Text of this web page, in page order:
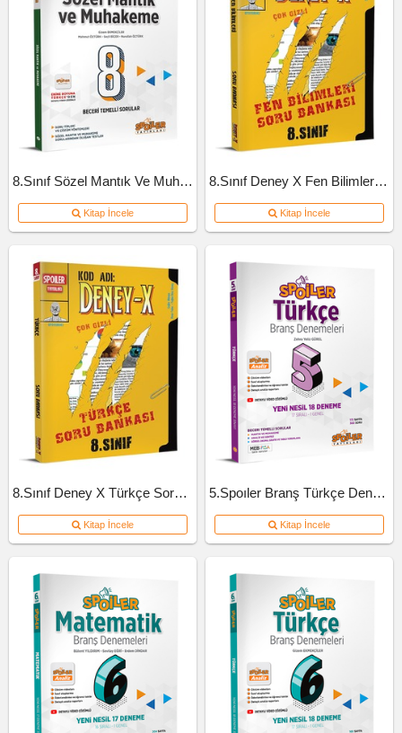
8.Sınıf Sözel Mantık Ve Muhakeme Soru Bankası
Kitap İncele
8.Sınıf Deney X Fen Bilimleri Soru Bankası
Kitap İncele
8.Sınıf Deney X Türkçe Soru Bankası
Kitap İncele
5.Spoıler Branş Türkçe Deneme
Kitap İncele